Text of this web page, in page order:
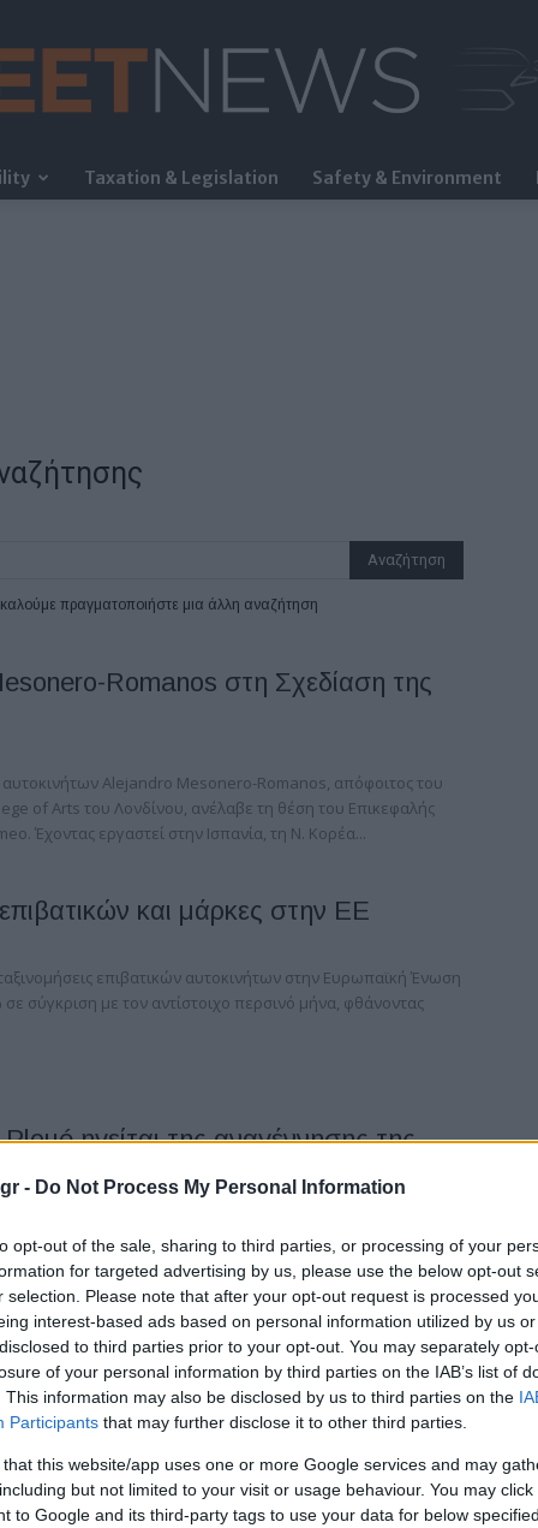
- Do Not Process My Personal Information
opt-out of the sale, sharing to third parties, or processing of your
for targeted advertising by us, please use the below opt-out
selection. Please note that after your opt-out request is processed
interest-based ads based on personal information utilized by us
to third parties prior to your opt-out. You may separately
of your personal information by third parties on the IAB’s list of
This information may also be disclosed by us to third parties on the
Participants that may further disclose it to other third parties.
that this website/app uses one or more Google services and may
but not limited to your visit or usage behaviour. You may
to Google and its third-party tags to use your data for below
FleetNews
Taxation & Legislation Safety & Environment
πραγματοποιήστε μια άλλη αναζήτηση
Romanos στη Σχεδίαση της
αυτοκινήτων Alejandro Mesonero-Romanos, απόφοιτος του
of Arts του Λονδίνου, ανέλαβε τη θέση του Επικεφαλής
Έχοντας εργαστεί στην Ισπανία, τη Ν. Κορέα...
και μάρκες στην ΕΕ
επιβατικών αυτοκινήτων στην Ευρωπαϊκή Ένωση
σύγκριση με τον αντίστοιχο περσινό μήνα, φθάνοντας
ηγείται της αναγέννησης της
Σχεδίασης του Ομίλου Stellantis, ηγείται προσωπικά
της Lancia. Ο Jean-Pierre Ploué, Επικεφαλής Σχεδίασης του
Hero” στα βραβεία Autocar
Σχεδίασης της Stellantis, δέχθηκε τη σημαντική
από το βρετανικό περιοδικό Autocar. Μια ακόμα σημαντική
Σχεδίασης της Stellantis,...